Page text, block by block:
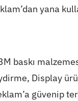
yana
baskı
Display
güvenip